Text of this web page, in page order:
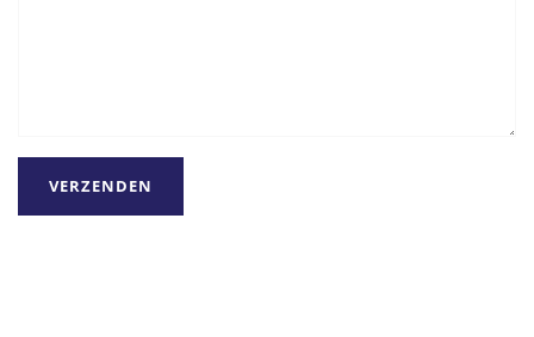
VERZENDEN